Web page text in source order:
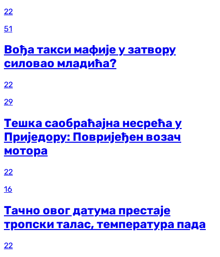
22
51
Вођа такси мафије у затвору
силовао младића?
22
29
Тешка саобраћајна несрећа у
Приједору: Повријеђен возач
мотора
22
16
Тачно овог датума престаје
тропски талас, температура пада
22